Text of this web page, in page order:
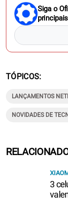
Siga o
TÓPICOS
LANÇAMENTOS
NOVIDADES DE
3